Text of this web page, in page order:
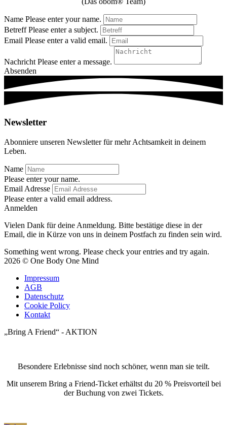
Name Please enter your name.
Betreff Please enter a subject.
Email Please enter a valid email.
Nachricht Please enter a message.
Absenden
Newsletter
Abonniere unseren Newsletter für mehr Achtsamkeit in deinem
Leben.
Name
Please enter your name.
Email Adresse
Please enter a valid email address.
Anmelden
Vielen Dank für deine Anmeldung. Bitte bestätige diese in der
Email, die in Kürze von uns in deinem Postfach zu finden sein wird.
Something went wrong. Please check your entries and try again.
2026 © One Body One Mind
Impressum
AGB
Datenschutz
Cookie Policy
Kontakt
„Bring A Friend“ - AKTION
Besondere Erlebnisse sind noch schöner, wenn man sie teilt.
Mit unserem Bring a Friend-Ticket erhältst du 20 % Preisvorteil bei
der Buchung von zwei Tickets.